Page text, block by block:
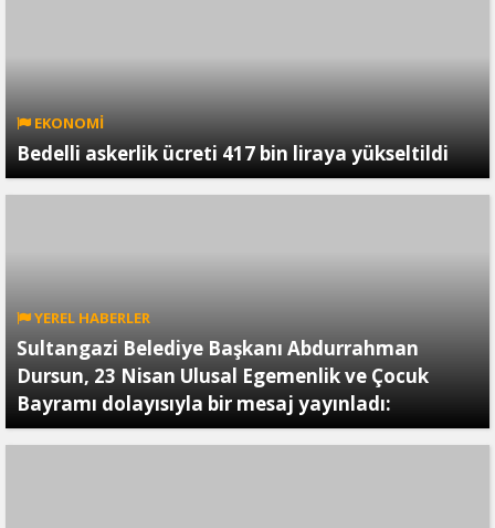
EKONOMİ
Bedelli askerlik ücreti 417 bin liraya yükseltildi
YEREL HABERLER
Sultangazi Belediye Başkanı Abdurrahman
Dursun, 23 Nisan Ulusal Egemenlik ve Çocuk
Bayramı dolayısıyla bir mesaj yayınladı: